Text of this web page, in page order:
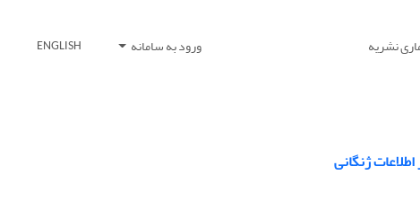
نشریه ورود به سامانه ENGLISH
ژنگانی